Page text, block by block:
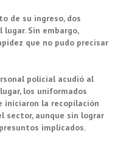
de su ingreso, dos
Sin embargo,
que no pudo precisar
policial acudió al
los uniformados
iniciaron la recopilación
sector, aunque sin lograr
implicados.